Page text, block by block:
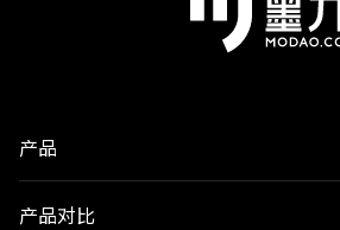
产品
产品对比